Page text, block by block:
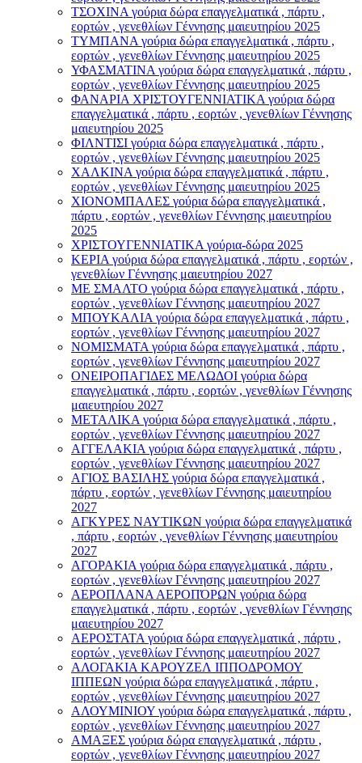
ΤΣΟΧΙΝΑ γούρια δώρα επαγγελματικά , πάρτυ ,
εορτών , γενεθλίων Γέννησης μαιευτηρίου 2025
ΤΥΜΠΑΝΑ γούρια δώρα επαγγελματικά , πάρτυ ,
εορτών , γενεθλίων Γέννησης μαιευτηρίου 2025
ΥΦΑΣΜΑΤΙΝΑ γούρια δώρα επαγγελματικά , πάρτυ ,
εορτών , γενεθλίων Γέννησης μαιευτηρίου 2025
ΦΑΝΑΡΙΑ ΧΡΙΣΤΟΥΓΕΝΝΙΑΤΙΚΑ γούρια δώρα
επαγγελματικά , πάρτυ , εορτών , γενεθλίων Γέννησης
μαιευτηρίου 2025
ΦΙΛΝΤΙΣΙ γούρια δώρα επαγγελματικά , πάρτυ ,
εορτών , γενεθλίων Γέννησης μαιευτηρίου 2025
ΧΑΛΚΙΝΑ γούρια δώρα επαγγελματικά , πάρτυ ,
εορτών , γενεθλίων Γέννησης μαιευτηρίου 2025
ΧΙΟΝΟΜΠΑΛΕΣ γούρια δώρα επαγγελματικά ,
πάρτυ , εορτών , γενεθλίων Γέννησης μαιευτηρίου
2025
ΧΡΙΣΤΟΥΓΕΝΝΙΑΤΙΚΑ γούρια-δώρα 2025
ΚΕΡΙΑ γούρια δώρα επαγγελματικά , πάρτυ , εορτών ,
γενεθλίων Γέννησης μαιευτηρίου 2027
ΜΕ ΣΜΑΛΤΟ γούρια δώρα επαγγελματικά , πάρτυ ,
εορτών , γενεθλίων Γέννησης μαιευτηρίου 2027
ΜΠΟΥΚΑΛΙΑ γούρια δώρα επαγγελματικά , πάρτυ ,
εορτών , γενεθλίων Γέννησης μαιευτηρίου 2027
ΝΟΜΙΣΜΑΤΑ γούρια δώρα επαγγελματικά , πάρτυ ,
εορτών , γενεθλίων Γέννησης μαιευτηρίου 2027
ΟΝΕΙΡΟΠΑΓΙΔΕΣ ΜΕΛΩΔΟΙ γούρια δώρα
επαγγελματικά , πάρτυ , εορτών , γενεθλίων Γέννησης
μαιευτηρίου 2027
ΜΕΤΑΛΙΚΑ γούρια δώρα επαγγελματικά , πάρτυ ,
εορτών , γενεθλίων Γέννησης μαιευτηρίου 2027
ΑΓΓΕΛΑΚΙΑ γούρια δώρα επαγγελματικά , πάρτυ ,
εορτών , γενεθλίων Γέννησης μαιευτηρίου 2027
ΑΓΙΟΣ ΒΑΣΙΛΗΣ γούρια δώρα επαγγελματικά ,
πάρτυ , εορτών , γενεθλίων Γέννησης μαιευτηρίου
2027
ΑΓΚΥΡΕΣ ΝΑΥΤΙΚΩΝ γούρια δώρα επαγγελματικά
, πάρτυ , εορτών , γενεθλίων Γέννησης μαιευτηρίου
2027
ΑΓΟΡΑΚΙΑ γούρια δώρα επαγγελματικά , πάρτυ ,
εορτών , γενεθλίων Γέννησης μαιευτηρίου 2027
ΑΕΡΟΠΛΑΝΑ ΑΕΡΟΠΌΡΩΝ γούρια δώρα
επαγγελματικά , πάρτυ , εορτών , γενεθλίων Γέννησης
μαιευτηρίου 2027
ΑΕΡΟΣΤΑΤΑ γούρια δώρα επαγγελματικά , πάρτυ ,
εορτών , γενεθλίων Γέννησης μαιευτηρίου 2027
ΑΛΟΓΑΚΙΑ ΚΑΡΟΥΖΕΛ ΙΠΠΟΔΡΟΜΟΥ
ΙΠΠΕΩΝ γούρια δώρα επαγγελματικά , πάρτυ ,
εορτών , γενεθλίων Γέννησης μαιευτηρίου 2027
ΑΛΟΥΜΙΝΙΟΥ γούρια δώρα επαγγελματικά , πάρτυ ,
εορτών , γενεθλίων Γέννησης μαιευτηρίου 2027
ΑΜΑΞΕΣ γούρια δώρα επαγγελματικά , πάρτυ ,
εορτών , γενεθλίων Γέννησης μαιευτηρίου 2027